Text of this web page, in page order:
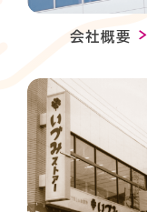
会社概要